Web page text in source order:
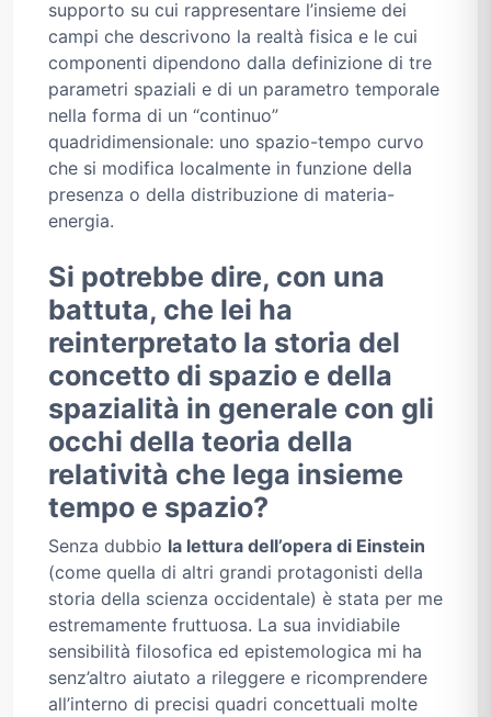
supporto su cui rappresentare l’insieme dei
campi che descrivono la realtà fisica e le cui
componenti dipendono dalla definizione di tre
parametri spaziali e di un parametro temporale
nella forma di un “continuo”
quadridimensionale: uno spazio-tempo curvo
che si modifica localmente in funzione della
presenza o della distribuzione di materia-
energia.
Si potrebbe dire, con una
battuta, che lei ha
reinterpretato la storia del
concetto di spazio e della
spazialità in generale con gli
occhi della teoria della
relatività che lega insieme
tempo e spazio?
Senza dubbio la lettura dell’opera di Einstein
(come quella di altri grandi protagonisti della
storia della scienza occidentale) è stata per me
estremamente fruttuosa. La sua invidiabile
sensibilità filosofica ed epistemologica mi ha
senz’altro aiutato a rileggere e ricomprendere
all’interno di precisi quadri concettuali molte